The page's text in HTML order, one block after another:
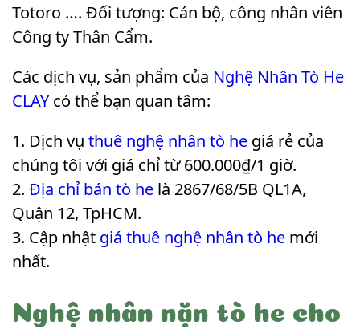
Totoro …. Đối tượng: Cán bộ, công nhân viên
Công ty Thân Cẩm.
Các dịch vụ, sản phẩm của Nghệ Nhân Tò He
CLAY có thể bạn quan tâm:
Dịch vụ thuê nghệ nhân tò he giá rẻ của
chúng tôi với giá chỉ từ 600.000₫/1 giờ.
Địa chỉ bán tò he là 2867/68/5B QL1A,
Quận 12, TpHCM.
Cập nhật giá thuê nghệ nhân tò he mới
nhất.
Nghệ nhân nặn tò he cho